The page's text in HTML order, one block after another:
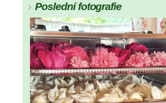
Poslední fotografie